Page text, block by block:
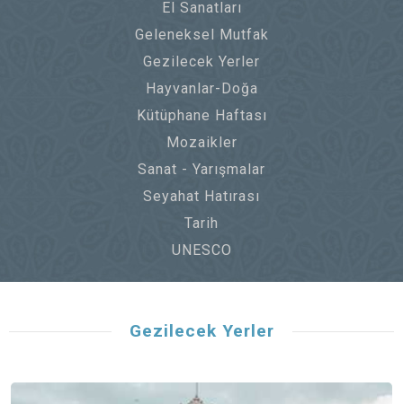
El Sanatları
Geleneksel Mutfak
Gezilecek Yerler
Hayvanlar-Doğa
Kütüphane Haftası
Mozaikler
Sanat - Yarışmalar
Seyahat Hatırası
Tarih
UNESCO
Gezilecek Yerler